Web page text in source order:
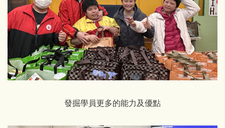
發掘學員更多的能力及優點